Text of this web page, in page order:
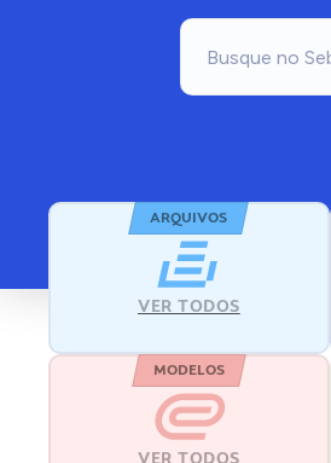
ARQUIVOS
VER TODOS
MODELOS
VER TODOS